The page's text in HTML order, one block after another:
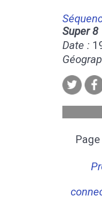
Super 8
Date :
Page